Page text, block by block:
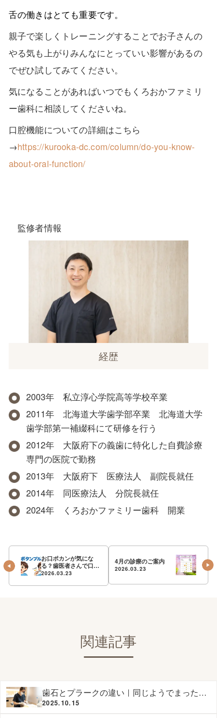
舌の働きはとても重要です。
親子で楽しくトレーニングすることでお子さんの
やる気も上がりみんなにとっていい影響があるの
でぜひ試してみてください。
気になることがあればいつでもくろおかファミリ
ー歯科に相談してくださいね。
口腔機能についての詳細はこちら
→https://kurooka-dc.com/column/do-you-know-
about-oral-function/
監修者情報
経歴
2003年 私立淳心学院高等学校卒業
2011年 北海道大学歯学部卒業 北海道大学
歯学部第一補綴科にて研修を行う
2012年 大阪府下の義歯に特化した自費診療
専門の医院で勤務
2013年 大阪府下 医療法人 副院長就任
2014年 同医療法人 分院長就任
2024年 くろおかファミリー歯科 開業
お口ポカンが気にな
る？歯医者さんで口腔
機能を育てよう！
2026.03.23
4月の診療のご案内
2026.03.23
関連記事
歯石とプラークの違い｜同じようでまったく
違う“歯の汚れ”
2025.10.15